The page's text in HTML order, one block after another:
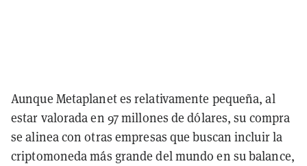
Aunque Metaplanet es relativamente pequeña, al
estar valorada en 97 millones de dólares, su compra
se alinea con otras empresas que buscan incluir la
criptomoneda más grande del mundo en su balance,